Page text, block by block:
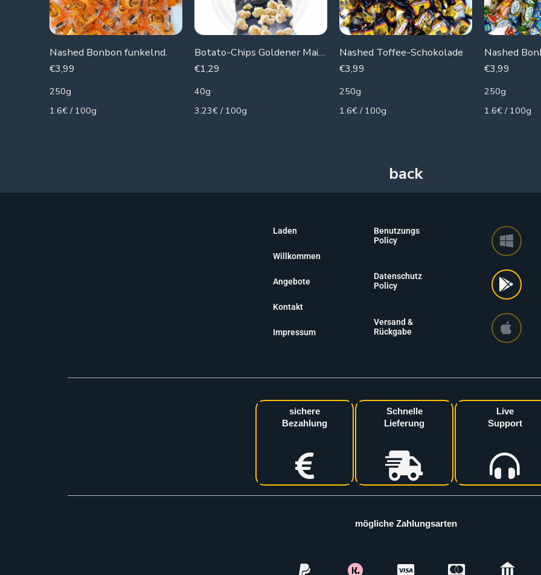
Nashed Bonbon funkelnd.
€3,99
250g
1.6€ / 100g
Botato-Chips Goldener Mais Mr.Corn (Naturkäse)
€1,29
40g
3.23€ / 100g
Nashed Toffee-Schokolade
€3,99
250g
1.6€ / 100g
Nashed
€3,99
250g
1.6€ / 100g
Laden
Willkommen
Angebote
Kontakt
Impressum
Benutzungs
Policy
Datenschutz
Policy
Versand &
Rückgabe
sichere
Bezahlung
Schnelle
Lieferung
Live
Support
mögliche Zahlungsarten